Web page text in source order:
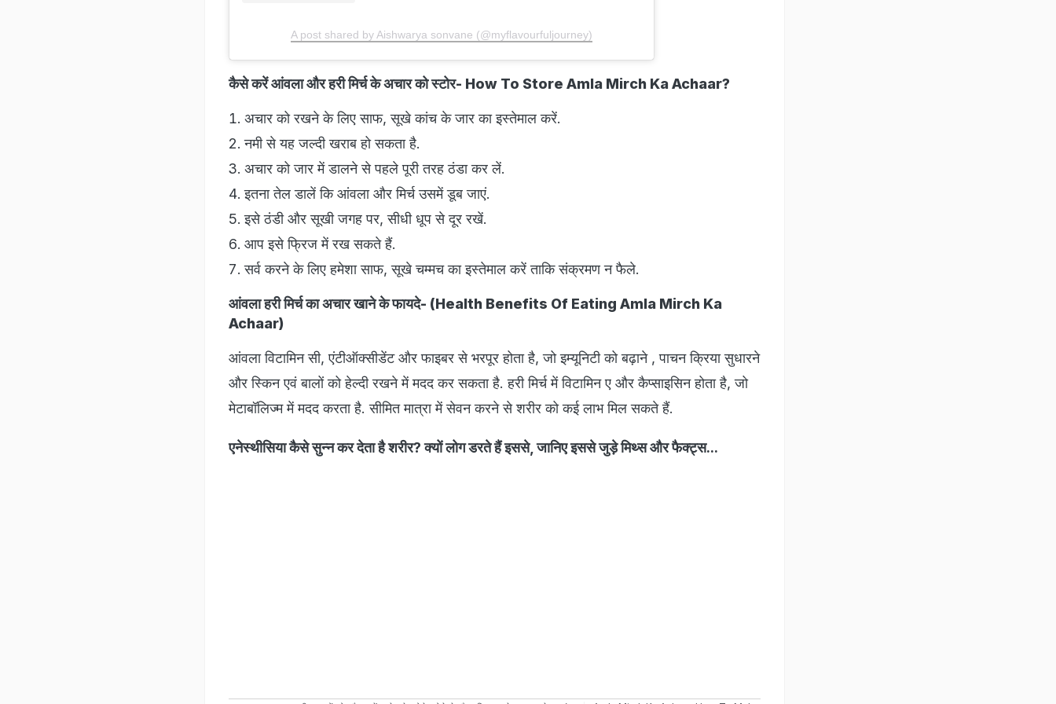
A post shared by Aishwarya sonvane (@myflavourfuljourney)
कैसे करें आंवला और हरी मिर्च के अचार को स्टोर- How To Store Amla Mirch Ka Achaar?
अचार को रखने के लिए साफ, सूखे कांच के जार का इस्तेमाल करें.
नमी से यह जल्दी खराब हो सकता है.
अचार को जार में डालने से पहले पूरी तरह ठंडा कर लें.
इतना तेल डालें कि आंवला और मिर्च उसमें डूब जाएं.
इसे ठंडी और सूखी जगह पर, सीधी धूप से दूर रखें.
आप इसे फ्रिज में रख सकते हैं.
सर्व करने के लिए हमेशा साफ, सूखे चम्मच का इस्तेमाल करें ताकि संक्रमण न फैले.
आंवला हरी मिर्च का अचार खाने के फायदे- (Health Benefits Of Eating Amla Mirch Ka
Achaar)
आंवला विटामिन सी, एंटीऑक्सीडेंट और फाइबर से भरपूर होता है, जो इम्यूनिटी को बढ़ाने , पाचन क्रिया सुधारने
और स्किन एवं बालों को हेल्दी रखने में मदद कर सकता है. हरी मिर्च में विटामिन ए और कैप्साइसिन होता है, जो
मेटाबॉलिज्म में मदद करता है. सीमित मात्रा में सेवन करने से शरीर को कई लाभ मिल सकते हैं.
एनेस्थीसिया कैसे सुन्न कर देता है शरीर? क्यों लोग डरते हैं इससे, जानिए इससे जुड़े मिथ्स और फैक्ट्स...